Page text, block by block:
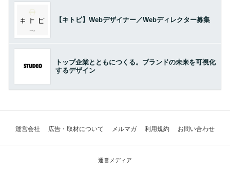
【キトビ】Webデザイナー／Webディレクター募集
トップ企業とともにつくる。ブランドの未来を可視化
するデザイン
運営会社 広告・取材について メルマガ 利用規約 お問い合わせ
運営メディア